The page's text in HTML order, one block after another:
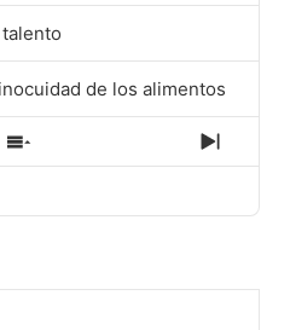
de los alimentos
Show
Episodes
Next